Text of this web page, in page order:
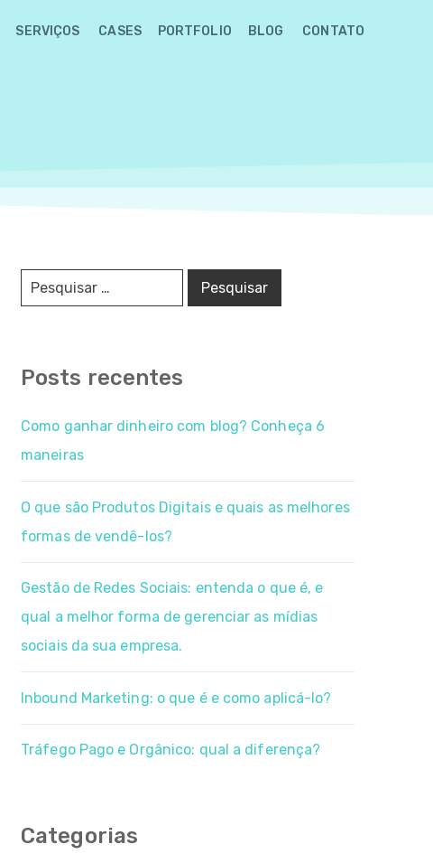
SERVIÇOS CASES PORTFOLIO BLOG CONTATO
Posts recentes
Como ganhar dinheiro com blog? Conheça 6
maneiras
O que são Produtos Digitais e quais as melhores
formas de vendê-los?
Gestão de Redes Sociais: entenda o que é, e
qual a melhor forma de gerenciar as mídias
sociais da sua empresa.
Inbound Marketing: o que é e como aplicá-lo?
Tráfego Pago e Orgânico: qual a diferença?
Categorias